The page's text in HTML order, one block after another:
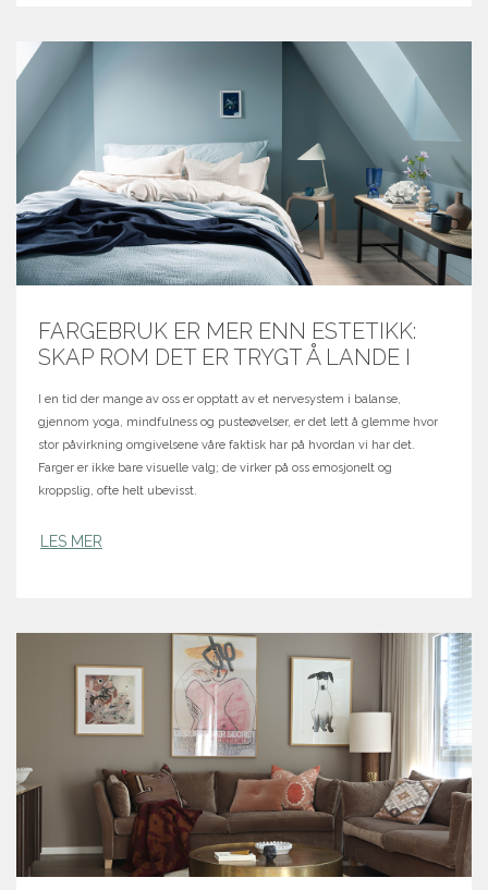
FARGEBRUK ER MER ENN ESTETIKK:
SKAP ROM DET ER TRYGT Å LANDE I
I en tid der mange av oss er opptatt av et nervesystem i balanse,
gjennom yoga, mindfulness og pusteøvelser, er det lett å glemme hvor
stor påvirkning omgivelsene våre faktisk har på hvordan vi har det.
Farger er ikke bare visuelle valg; de virker på oss emosjonelt og
kroppslig, ofte helt ubevisst.
LES MER